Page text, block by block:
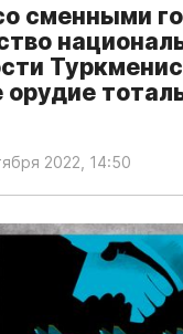
сменными
орудие
2022, 14:50